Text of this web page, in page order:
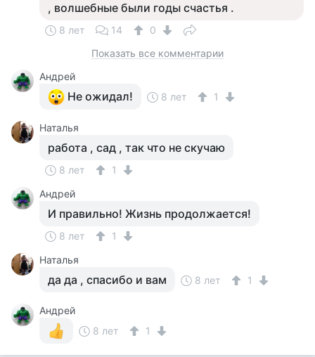
, волшебные были годы счастья .
8 лет 14
0
Показать все комментарии
Андрей
Не ожидал! 8 лет 1
Наталья
работа , сад , так что не скучаю
8 лет
1
Андрей
И правильно! Жизнь продолжается!
8 лет
1
Наталья
да да , спасибо и вам 8 лет 1
Андрей
8 лет
1